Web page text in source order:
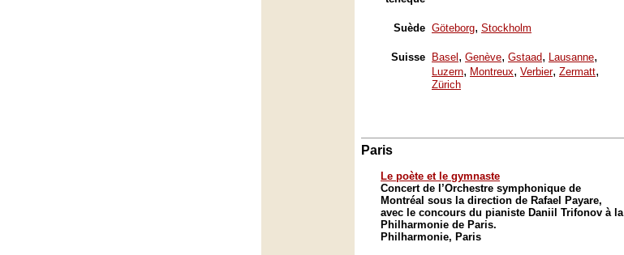
Suède Göteborg, Stockholm
Suisse Basel , Genève, Gstaad, Lausanne,
Luzern, Montreux, Verbier, Zermatt,
Zürich
Paris
Le poète et le gymnaste
Concert de l’Orchestre symphonique de
Montréal sous la direction de Rafael Payare,
avec le concours du pianiste Daniil Trifonov à la
Philharmonie de Paris.
Philharmonie, Paris